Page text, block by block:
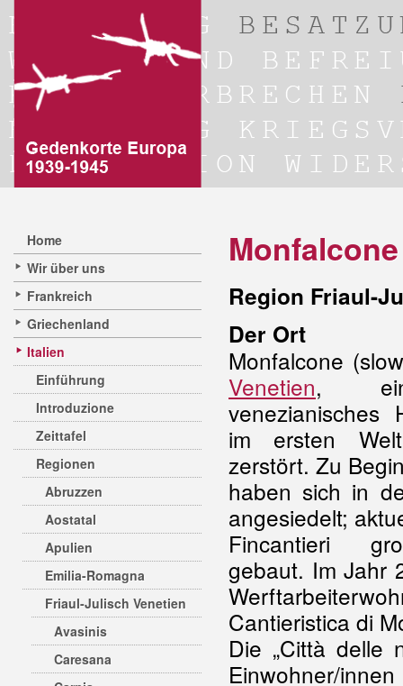
Home
Wir über uns
Frankreich
Griechenland
Italien
Einführung
Introduzione
Zeittafel
Regionen
Abruzzen
Aostatal
Apulien
Emilia-Romagna
Friaul-Julisch Venetien
Avasinis
Caresana
Monfalcone
Region Friaul-
Der Ort
Monfalcone
Venetien,
venezianisches
im ersten
zerstört. Zu
haben sich in
angesiedelt;
Fincantieri
gebaut. Im Jahr
Cantieristica di
Die „Città
Einwohner/